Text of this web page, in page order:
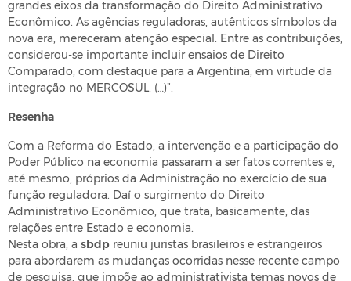
grandes eixos da transformação do Direito Administrativo
Econômico. As agências reguladoras, autênticos símbolos da
nova era, mereceram atenção especial. Entre as contribuições,
considerou-se importante incluir ensaios de Direito
Comparado, com destaque para a Argentina, em virtude da
integração no MERCOSUL. (…)”.
Resenha
Com a Reforma do Estado, a intervenção e a participação do
Poder Público na economia passaram a ser fatos correntes e,
até mesmo, próprios da Administração no exercício de sua
função reguladora. Daí o surgimento do Direito
Administrativo Econômico, que trata, basicamente, das
relações entre Estado e economia.
Nesta obra, a sbdp reuniu juristas brasileiros e estrangeiros
para abordarem as mudanças ocorridas nesse recente campo
de pesquisa, que impõe ao administrativista temas novos de